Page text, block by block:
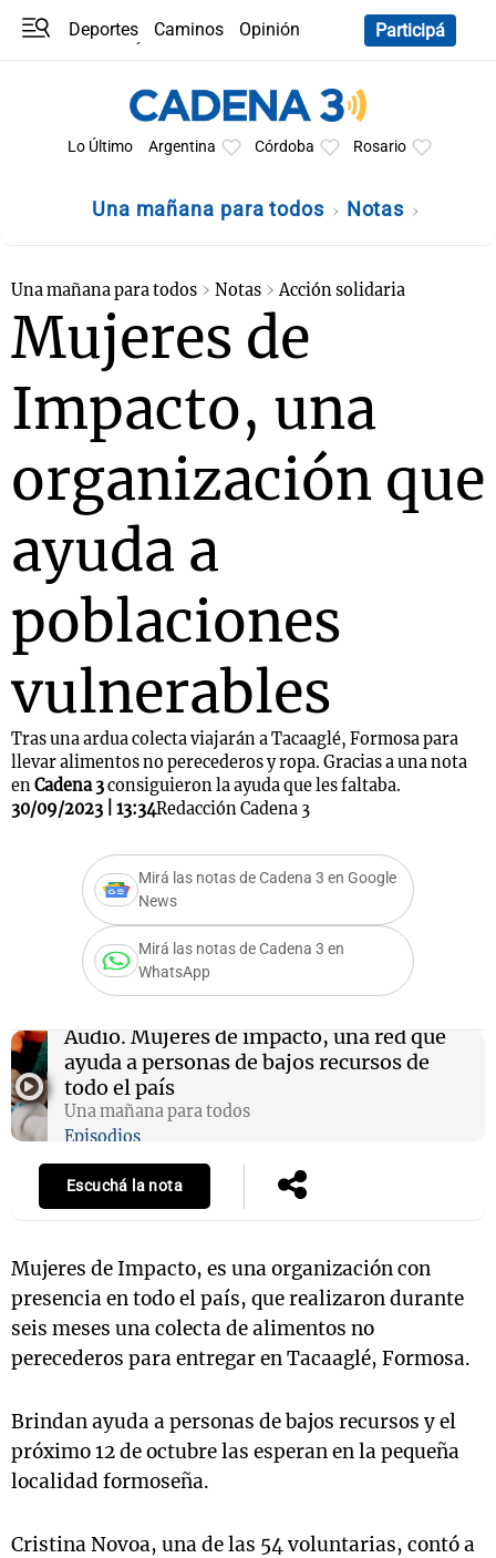
Deportes Caminos
Opinión
Participá
Lo Último Argentina Córdoba Rosario
Una mañana para todos Notas
Una mañana para todos Notas Acción solidaria
Mujeres de
Impacto, una
organización que
ayuda a
poblaciones
vulnerables
Tras una ardua colecta viajarán a Tacaaglé, Formosa para
llevar alimentos no perecederos y ropa. Gracias a una nota
enCadena 3consiguieron la ayuda que les faltaba.
30/09/2023 | 13:34Redacción Cadena 3
Mirá las notas de Cadena 3 en Google
News
Mirá las notas de Cadena 3 en
WhatsApp
Audio. Mujeres de impacto, una red que
ayuda a personas de bajos recursos de
todo el país
Una mañana para todos
Episodios
Escuchá la nota
Mujeres de Impacto, es una organización con
presencia en todo el país, que realizaron durante
seis meses una colecta de alimentos no
perecederos para entregar en Tacaaglé, Formosa.
Brindan ayuda a personas de bajos recursos y el
próximo 12 de octubre las esperan en la pequeña
localidad formoseña.
Cristina Novoa, una de las 54 voluntarias, contó a
Notas
Mundial 2026